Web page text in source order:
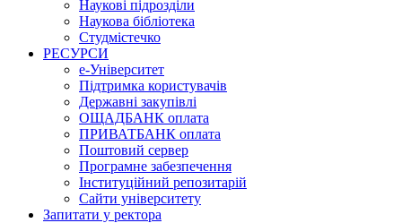
Наукові підрозділи
Наукова бібліотека
Студмістечко
РЕСУРСИ
е-Університет
Підтримка користувачів
Державні закупівлі
ОЩАДБАНК оплата
ПРИВАТБАНК оплата
Поштовий сервер
Програмне забезпечення
Інституційний репозитарій
Сайти університету
Запитати у ректора